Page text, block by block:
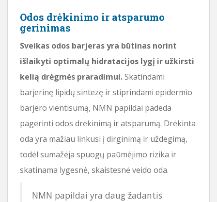
Odos drėkinimo ir atsparumo
gerinimas
Sveikas odos barjeras yra būtinas norint
išlaikyti optimalų hidratacijos lygį ir užkirsti
kelią drėgmės praradimui.Skatindami
barjerinę lipidų sintezę ir stiprindami epidermio
barjero vientisumą, NMN papildai padeda
pagerinti odos drėkinimą ir atsparumą. Drėkinta
oda yra mažiau linkusi į dirginimą ir uždegimą,
todėl sumažėja spuogų paūmėjimo rizika ir
skatinama lygesnė, skaistesnė veido oda.
NMN papildai yra daug žadantis